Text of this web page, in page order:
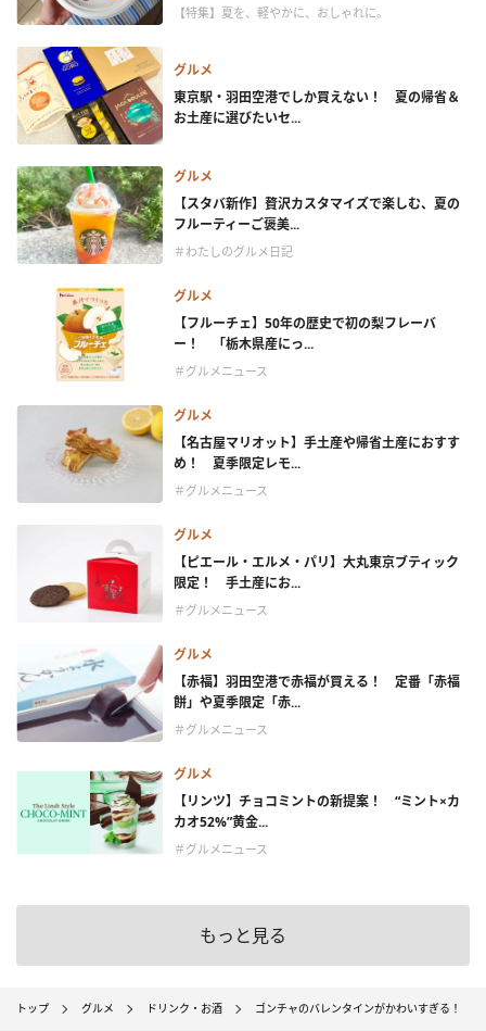
【特集】夏を、軽やかに、おしゃれに。
グルメ
東京駅・羽田空港でしか買えない！ 夏の帰省＆
お土産に選びたいセ...
グルメ
【スタバ新作】贅沢カスタマイズで楽しむ、夏の
フルーティーご褒美...
＃わたしのグルメ日記
グルメ
【フルーチェ】50年の歴史で初の梨フレーバ
ー！ 「栃木県産にっ...
＃グルメニュース
グルメ
【名古屋マリオット】手土産や帰省土産におすす
め！ 夏季限定レモ...
＃グルメニュース
グルメ
【ピエール・エルメ・パリ】大丸東京ブティック
限定！ 手土産にお...
＃グルメニュース
グルメ
【赤福】羽田空港で赤福が買える！ 定番「赤福
餅」や夏季限定「赤...
＃グルメニュース
グルメ
【リンツ】チョコミントの新提案！ “ミント×カ
カオ52%”黄金...
＃グルメニュース
もっと見る
トップ グルメ ドリンク・お酒 ゴンチャのバレンタインがかわいすぎる！